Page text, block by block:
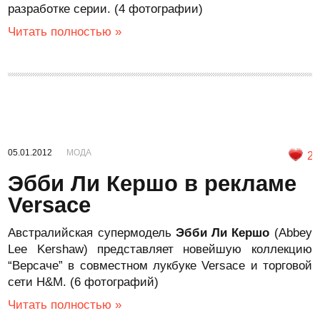
разработке серии. (4 фотографии)
Читать полностью »
05.01.2012 МОДА 2
Эбби Ли Кершо в рекламе
Versace
Австралийская супермодель Эбби Ли Кершо (Abbey
Lee Kershaw) представляет новейшую коллекцию
“Версаче” в совместном лукбуке Versace и торговой
сети H&M. (6 фотографий)
Читать полностью »